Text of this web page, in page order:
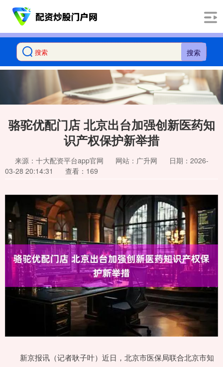
搜索
骆驼优配门店 北京出台加强创新医药知
识产权保护新举措
来源：十大配资平台app官网 网站：广升网
日期：2026-
03-28 20:14:31
查看：169
新京报讯（记者耿子叶）近日，北京市医保局联合北京市知